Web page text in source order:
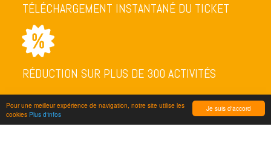
Je suis d'accord
Pour une meilleur expérience de navigation, notre site utilise les
cookies Plus d'infos
TÉLÉCHARGEMENT INSTANTANÉ DU TICKET
RÉDUCTION SUR PLUS DE 300 ACTIVITÉS